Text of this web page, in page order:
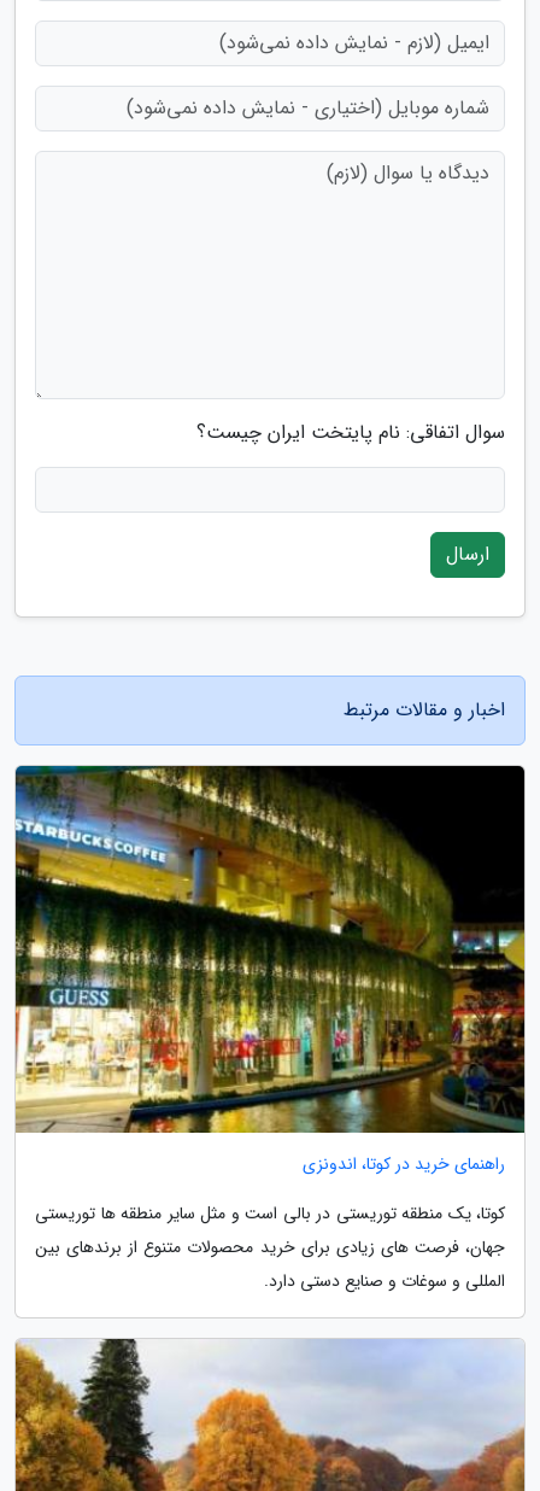
سوال اتفاقی: نام پایتخت ایران چیست؟
ارسال
اخبار و مقالات مرتبط
راهنمای خرید در کوتا، اندونزی
کوتا، یک منطقه توریستی در بالی است و مثل سایر منطقه ها توریستی
جهان، فرصت های زیادی برای خرید محصولات متنوع از برندهای بین
المللی و سوغات و صنایع دستی دارد.